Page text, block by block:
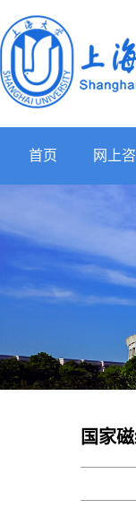
首页 网上
国家